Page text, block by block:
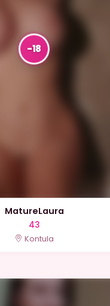
MatureLaura
43
Kontula